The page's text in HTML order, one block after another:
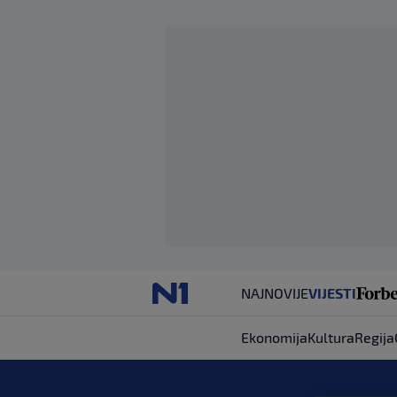
NAJNOVIJEVIJESTI
EkonomijaKulturaRegija